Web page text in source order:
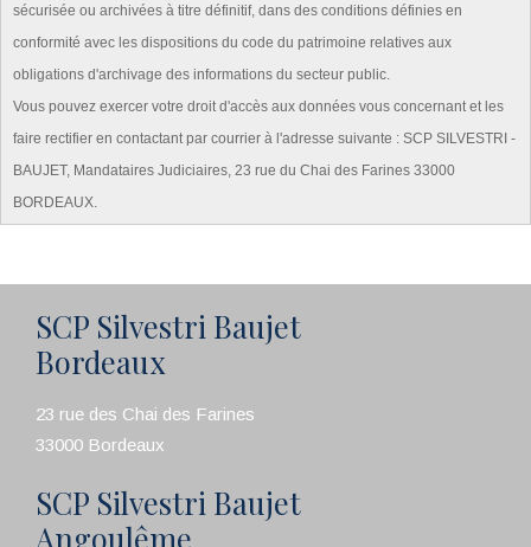
sécurisée ou archivées à titre définitif, dans des conditions définies en
conformité avec les dispositions du code du patrimoine relatives aux
obligations d'archivage des informations du secteur public.
Vous pouvez exercer votre droit d'accès aux données vous concernant et les
faire rectifier en contactant par courrier à l'adresse suivante : SCP SILVESTRI -
BAUJET, Mandataires Judiciaires, 23 rue du Chai des Farines 33000
BORDEAUX.
SCP Silvestri Baujet
Bordeaux
23 rue des Chai des Farines
33000 Bordeaux
SCP Silvestri Baujet
Angoulême